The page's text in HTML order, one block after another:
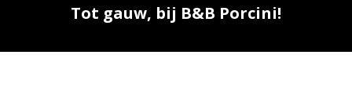
Tot gauw, bij B&B Porcini!